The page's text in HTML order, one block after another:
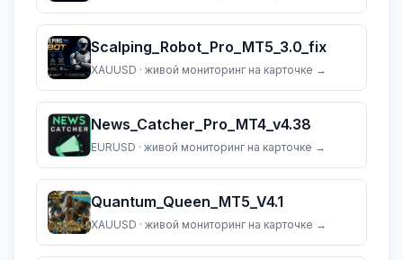
Scalping_Robot_Pro_MT5_3.0_fix
XAUUSD · живой мониторинг на карточке →
News_Catcher_Pro_MT4_v4.38
EURUSD · живой мониторинг на карточке →
Quantum_Queen_MT5_V4.1
XAUUSD · живой мониторинг на карточке →